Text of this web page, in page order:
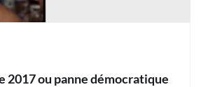
2017 ou panne démocratique